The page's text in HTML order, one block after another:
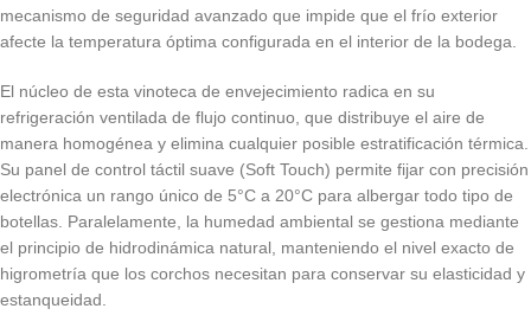
mecanismo de seguridad avanzado que impide que el frío exterior
afecte la temperatura óptima configurada en el interior de la bodega.
El núcleo de esta vinoteca de envejecimiento radica en su
refrigeración ventilada de flujo continuo, que distribuye el aire de
manera homogénea y elimina cualquier posible estratificación térmica.
Su panel de control táctil suave (Soft Touch) permite fijar con precisión
electrónica un rango único de 5°C a 20°C para albergar todo tipo de
botellas. Paralelamente, la humedad ambiental se gestiona mediante
el principio de hidrodinámica natural, manteniendo el nivel exacto de
higrometría que los corchos necesitan para conservar su elasticidad y
estanqueidad.